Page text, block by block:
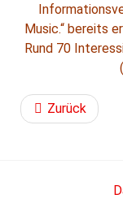
Music.“ bereits
Rund 70
Zurück